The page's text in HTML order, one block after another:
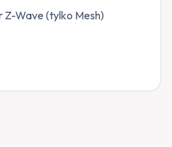
Wave (tylko Mesh)